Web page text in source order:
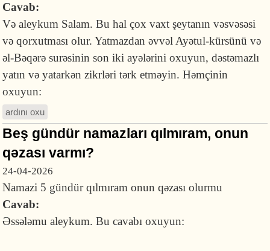
Cavab:
Və aleykum Salam. Bu hal çox vaxt şeytanın vəsvəsəsi
və qorxutması olur. Yatmazdan əvvəl Ayətul-kürsünü və
əl-Bəqərə surəsinin son iki ayələrini oxuyun, dəstəmazlı
yatın və yatarkən zikrləri tərk etməyin. Həmçinin
oxuyun:
ardını oxu
Beş gündür namazları qılmıram, onun
qəzası varmı?
24-04-2026
Namazi 5 gündür qılmıram onun qəzası olurmu
Cavab:
Əssələmu aleykum. Bu cavabı oxuyun: